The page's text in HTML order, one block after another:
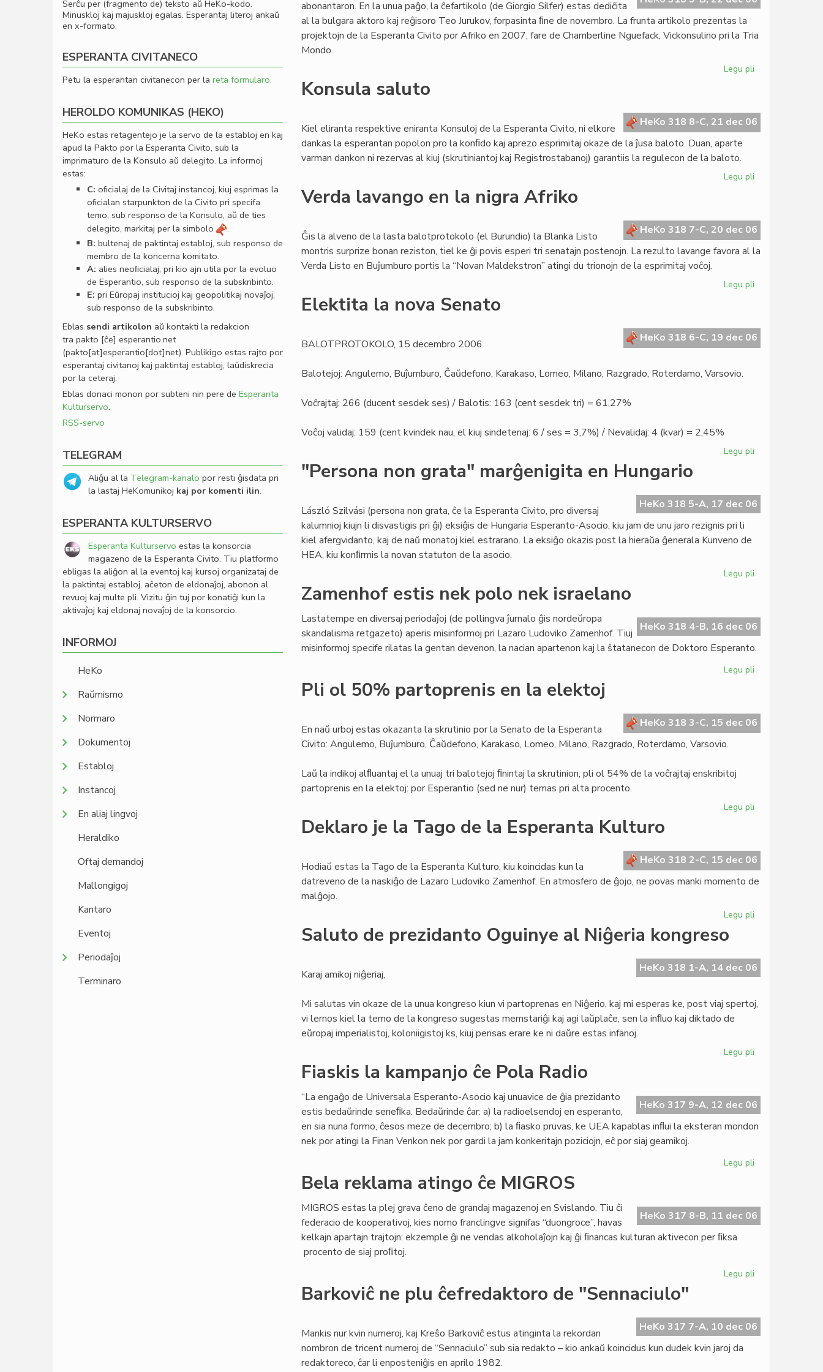
abonantaron. En la unua paĝo, la ĉefartikolo (de Giorgio Silfer) estas dediĉita
al la bulgara aktoro kaj reĝisoro Teo Jurukov, forpasinta ﬁne de novembro. La frunta artikolo prezentas la
projektojn de la Esperanta Civito por Afriko en 2007, fare de Chamberline Nguefack, Vickonsulino pri la Tria
Mondo.
Legu pli
aperis
la
Konsula saluto
HeKo 318 8-C, 21 dec 06
Kiel eliranta respektive eniranta Konsuloj de la Esperanta Civito, ni elkore
dankas la esperantan popolon pro la konﬁdo kaj aprezo esprimitaj okaze de la ĵusa baloto. Duan, aparte
varman dankon ni rezervas al kiuj (skrutiniantoj kaj Registrostabanoj) garantiis la regulecon de la baloto.
Legu pli
Verda lavango en la nigra Afriko
HeKo 318 7-C, 20 dec 06
Ĝis la alveno de la lasta balotprotokolo (el Burundio) la Blanka Listo
montris surprize bonan reziston, tiel ke ĝi povis esperi tri senatajn postenojn. La rezulto lavange favora al la
Verda Listo en Buĵumburo portis la “Novan Maldekstron” atingi du trionojn de la esprimitaj voĉoj.
Legu pli
la
nigra
Elektita la nova Senato
HeKo 318 6-C, 19 dec 06
BALOTPROTOKOLO, 15 decembro 2006
Balotejoj: Angulemo, Buĵumburo, Ĉaŭdefono, Karakaso, Lomeo, Milano, Razgrado, Roterdamo, Varsovio.
Voĉrajtaj: 266 (ducent sesdek ses) / Balotis: 163 (cent sesdek tri) = 61,27%
Voĉoj validaj: 159 (cent kvindek nau, el kiuj sindetenaj: 6 / ses = 3,7%) / Nevalidaj: 4 (kvar) = 2,45%
Legu pli
Senato
"Persona non grata" marĝenigita en Hungario
HeKo 318 5-A, 17 dec 06
László Szilvási (persona non grata, ĉe la Esperanta Civito, pro diversaj
kalumnioj kiujn li disvastigis pri ĝi) eksiĝis de Hungaria Esperanto-Asocio, kiu jam de unu jaro rezignis pri li
kiel afergvidanto, kaj de naŭ monatoj kiel estrarano. La eksiĝo okazis post la hieraŭa ĝenerala Kunveno de
HEA, kiu konﬁrmis la novan statuton de la asocio.
Legu pli
marĝenigita
en
Hungario
Zamenhof estis nek polo nek israelano
HeKo 318 4-B, 16 dec 06
Lastatempe en diversaj periodaĵoj (de pollingva ĵurnalo ĝis nordeŭropa
skandalisma retgazeto) aperis misinformoj pri Lazaro Ludoviko Zamenhof. Tiuj
misinformoj specife rilatas la gentan devenon, la nacian apartenon kaj la ŝtatanecon de Doktoro Esperanto.
Legu pli
polo
nek
Pli ol 50% partoprenis en la elektoj
HeKo 318 3-C, 15 dec 06
En naŭ urboj estas okazanta la skrutinio por la Senato de la Esperanta
Civito: Angulemo, Buĵumburo, Ĉaŭdefono, Karakaso, Lomeo, Milano, Razgrado, Roterdamo, Varsovio.
Laŭ la indikoj alﬂuantaj el la unuaj tri balotejoj ﬁnintaj la skrutinion, pli ol 54% de la voĉrajtaj enskribitoj
partoprenis en la elektoj: por Esperantio (sed ne nur) temas pri alta procento.
Legu pli
partoprenis
en
la
Deklaro je la Tago de la Esperanta Kulturo
HeKo 318 2-C, 15 dec 06
Hodiaŭ estas la Tago de la Esperanta Kulturo, kiu koincidas kun la
datreveno de la naskiĝo de Lazaro Ludoviko Zamenhof. En atmosfero de ĝojo, ne povas manki momento de
malĝojo.
Legu pli
Tago
de
Esperanta
Saluto de prezidanto Oguinye al Niĝeria kongreso
HeKo 318 1-A, 14 dec 06
Karaj amikoj niĝeriaj,
Mi salutas vin okaze de la unua kongreso kiun vi partoprenas en Niĝerio, kaj mi esperas ke, post viaj spertoj,
vi lernos kiel la temo de la kongreso sugestas memstariĝi kaj agi laŭplaĉe, sen la inﬂuo kaj diktado de
eŭropaj imperialistoj, koloniigistoj ks, kiuj pensas erare ke ni daŭre estas infanoj.
Legu pli
Oguinye
al
Niĝeria
Fiaskis la kampanjo ĉe Pola Radio
HeKo 317 9-A, 12 dec 06
“La engaĝo de Universala Esperanto-Asocio kaj unuavice de ĝia prezidanto
estis bedaŭrinde seneﬁka. Bedaŭrinde ĉar: a) la radioelsendoj en esperanto,
en sia nuna formo, ĉesos meze de decembro; b) la ﬁasko pruvas, ke UEA kapablas inﬂui la eksteran mondon
nek por atingi la Finan Venkon nek por gardi la jam konkeritajn poziciojn, eĉ por siaj geamikoj.
Legu pli
ĉe
Pola
Bela reklama atingo ĉe MIGROS
HeKo 317 8-B, 11 dec 06
MIGROS estas la plej grava ĉeno de grandaj magazenoj en Svislando. Tiu ĉi
federacio de kooperativoj, kies nomo franclingve signifas “duongroce”, havas
kelkajn apartajn trajtojn: ekzemple ĝi ne vendas alkoholaĵojn kaj ĝi ﬁnancas kulturan aktivecon per ﬁksa
procento de siaj proﬁtoj.
Legu pli
ĉe
MIGROS
Barkoviĉ ne plu ĉefredaktoro de "Sennaciulo"
HeKo 317 7-A, 10 dec 06
Mankis nur kvin numeroj, kaj Kreŝo Barkoviĉ estus atinginta la rekordan
nombron de tricent numeroj de “Sennaciulo” sub sia redakto – kio ankaŭ koincidus kun dudek kvin jaroj da
redaktoreco, ĉar li enposteniĝis en aprilo 1982.
Serĉu per (fragmento de) teksto aŭ HeKo-kodo.
Minuskloj kaj majuskloj egalas. Esperantaj literoj ankaŭ
en x-formato.
ESPERANTA CIVITANECO
Petu la esperantan civitanecon per la reta formularo.
HEROLDO KOMUNIKAS (HEKO)
HeKo estas retagentejo je la servo de la establoj en kaj
apud la Pakto por la Esperanta Civito, sub la
imprimaturo de la Konsulo aŭ delegito. La informoj
estas:
C: oﬁcialaj de la Civitaj instancoj, kiuj esprimas la
oﬁcialan starpunkton de la Civito pri specifa
temo, sub responso de la Konsulo, aŭ de ties
delegito, markitaj per la simbolo
.
B: bultenaj de paktintaj establoj, sub responso de
membro de la koncerna komitato.
A: alies neoﬁcialaj, pri kio ajn utila por la evoluo
de Esperantio, sub responso de la subskribinto.
E: pri Eŭropaj institucioj kaj geopolitikaj novaĵoj,
sub responso de la subskribinto.
Eblas sendi artikolon aŭ kontakti la redakcion
tra pakto [ĉe] esperantio.net
(pakto[at]esperantio[dot]net). Publikigo estas rajto por
esperantaj civitanoj kaj paktintaj establoj, laŭdiskrecia
por la ceteraj.
Eblas donaci monon por subteni nin pere de Esperanta
Kulturservo.
RSS-servo
TELEGRAM
Aliĝu al la Telegram-kanalo por resti ĝisdata pri
la lastaj HeKomunikoj kaj por komenti ilin.
ESPERANTA KULTURSERVO
Esperanta Kulturservo estas la konsorcia
magazeno de la Esperanta Civito. Tiu platformo
ebligas la aliĝon al la eventoj kaj kursoj organizataj de
la paktintaj establoj, aĉeton de eldonaĵoj, abonon al
revuoj kaj multe pli. Vizitu ĝin tuj por konatiĝi kun la
aktivaĵoj kaj eldonaj novaĵoj de la konsorcio.
INFORMOJ
HeKo
Raŭmismo
Normaro
Dokumentoj
Establoj
Instancoj
En aliaj lingvoj
Heraldiko
Oftaj demandoj
Mallongigoj
Kantaro
Eventoj
Periodaĵoj
Terminaro